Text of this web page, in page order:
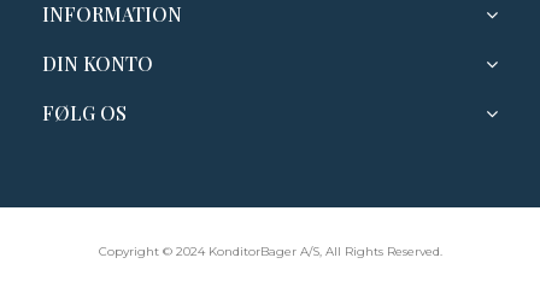
INFORMATION
DIN KONTO
FØLG OS
Copyright © 2024 KonditorBager A/S, All Rights Reserved.